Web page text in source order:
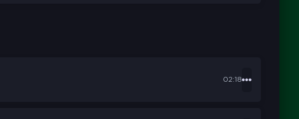
02:18